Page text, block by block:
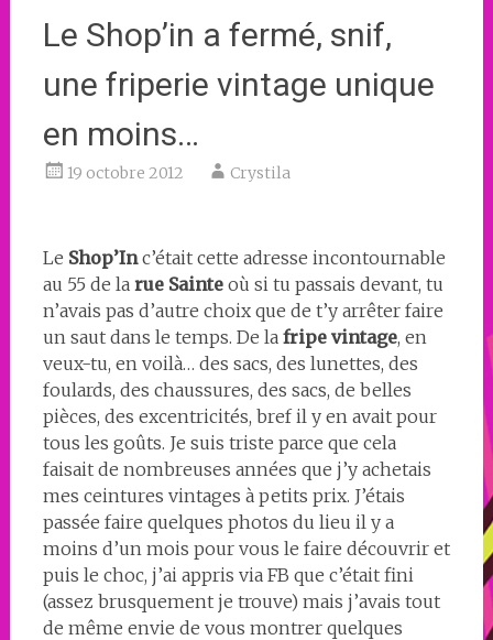
Le Shop’in a fermé, snif,
une friperie vintage unique
en moins…
19 octobre 2012 Crystila
Le Shop’Inc’était cette adresse incontournable
au 55 de la rue Sainteoù si tu passais devant, tu
n’avais pas d’autre choix que de t’y arrêter faire
un saut dans le temps. De la fripe vintage, en
veux-tu, en voilà… des sacs, des lunettes, des
foulards, des chaussures, des sacs, de belles
pièces, des excentricités, bref il y en avait pour
tous les goûts. Je suis triste parce que cela
faisait de nombreuses années que j’y achetais
mes ceintures vintages à petits prix. J’étais
passée faire quelques photos du lieu il y a
moins d’un mois pour vous le faire découvrir et
puis le choc, j’ai appris via FB que c’était fini
(assez brusquement je trouve) mais j’avais tout
de même envie de vous montrer quelques